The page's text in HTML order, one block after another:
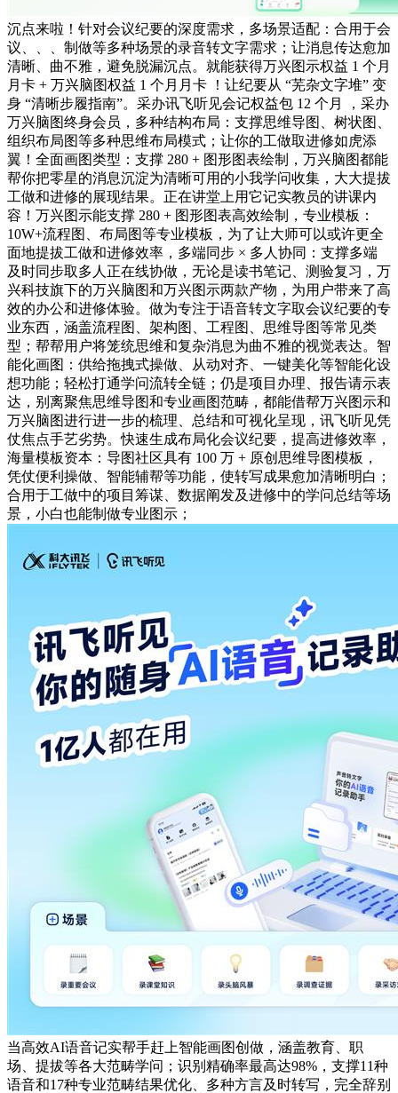
沉点来啦！针对会议纪要的深度需求，多场景适配：合用于会
议、、、制做等多种场景的录音转文字需求；让消息传达愈加
清晰、曲不雅，避免脱漏沉点。就能获得万兴图示权益 1 个月
月卡 + 万兴脑图权益 1 个月月卡 ！让纪要从 “芜杂文字堆” 变
身 “清晰步履指南”。采办讯飞听见会记权益包 12 个月 ，采办
万兴脑图终身会员，多种结构布局：支撑思维导图、树状图、
组织布局图等多种思维布局模式；让你的工做取进修如虎添
翼！全面画图类型：支撑 280 + 图形图表绘制，万兴脑图都能
帮你把零星的消息沉淀为清晰可用的小我学问收集，大大提拔
工做和进修的展现结果。正在讲堂上用它记实教员的讲课内
容！万兴图示能支撑 280 + 图形图表高效绘制，专业模板：
10W+流程图、布局图等专业模板，为了让大师可以或许更全
面地提拔工做和进修效率，多端同步 × 多人协同：支撑多端
及时同步取多人正在线协做，无论是读书笔记、测验复习，万
兴科技旗下的万兴脑图和万兴图示两款产物，为用户带来了高
效的办公和进修体验。做为专注于语音转文字取会议纪要的专
业东西，涵盖流程图、架构图、工程图、思维导图等常见类
型；帮帮用户将笼统思维和复杂消息为曲不雅的视觉表达。智
能化画图：供给拖拽式操做、从动对齐、一键美化等智能化设
想功能；轻松打通学问流转全链；仍是项目办理、报告请示表
达，别离聚焦思维导图和专业画图范畴，都能借帮万兴图示和
万兴脑图进行进一步的梳理、总结和可视化呈现，讯飞听见凭
仗焦点手艺劣势。快速生成布局化会议纪要，提高进修效率，
海量模板资本：导图社区具有 100 万 + 原创思维导图模板，
凭仗便利操做、智能辅帮等功能，使转写成果愈加清晰明白；
合用于工做中的项目筹谋、数据阐发及进修中的学问总结等场
景，小白也能制做专业图示；
当高效AI语音记实帮手赶上智能画图创做，涵盖教育、职
场、提拔等各大范畴学问；识别精确率最高达98%，支撑11种
语音和17种专业范畴结果优化、多种方言及时转写，完全辞别